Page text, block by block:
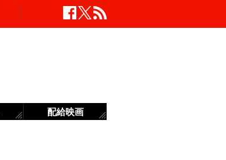
配給映画